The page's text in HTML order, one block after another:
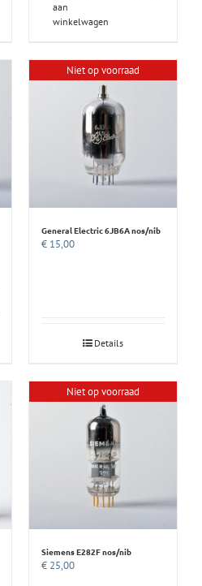
aan
winkelwagen
Niet op voorraad
General Electric 6JB6A nos/nib
€ 15,00
Details
Niet op voorraad
Siemens E282F nos/nib
€ 25,00